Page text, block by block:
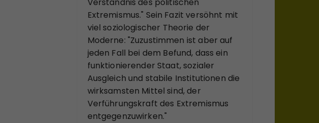
Verständnis des politischen
Extremismus." Sein Fazit versöhnt mit
viel soziologischer Theorie der
Moderne: "Zuzustimmen ist aber auf
jeden Fall bei dem Befund, dass ein
funktionierender Staat, sozialer
Ausgleich und stabile Institutionen die
wirksamsten Mittel sind, der
Verführungskraft des Extremismus
entgegenzuwirken."